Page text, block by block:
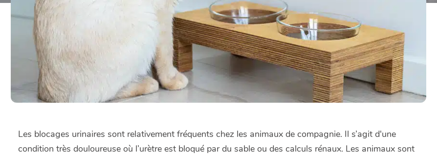
Les blocages urinaires sont relativement fréquents chez les animaux de compagnie. Il s’agit d'une
condition très douloureuse où l’urètre est bloqué par du sable ou des calculs rénaux. Les animaux sont